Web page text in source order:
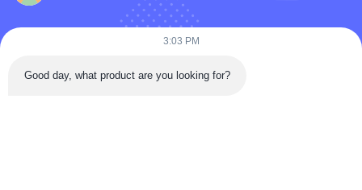
Bijvoeg bestanden
3:03 PM
Good day, what product are you looking for?